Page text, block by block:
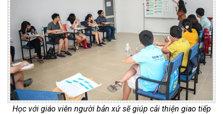
Học với giáo viên người bản xứ sẽ giúp cải thiện giao tiếp